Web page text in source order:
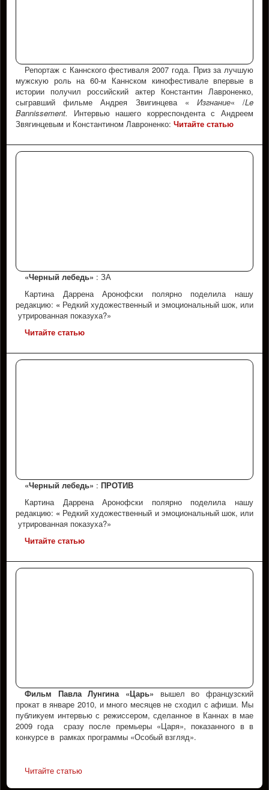
Репортаж с Каннского фестиваля 2007 года. Приз за лучшую
мужскую роль на 60-м Каннском кинофестивале впервые в
истории получил российский актер Константин Лавроненко,
сыгравший фильме Андрея Звигинцева « Изгнание« /Le
Bannissement. Интервью нашего корреспондента с Андреем
Звягинцевым и Константином Лавроненко: Читайте статью
«Черный лебедь» : ЗА
Картина Даррена Аронофски полярно поделила нашу
редакцию: « Редкий художественный и эмоциональный шок, или
утрированная показуха?»
Читайте статью
«Черный лебедь» : ПРОТИВ
Картина Даррена Аронофски полярно поделила нашу
редакцию: « Редкий художественный и эмоциональный шок, или
утрированная показуха?»
Читайте статью
Фильм Павла Лунгина «Царь» вышел во французский
прокат в январе 2010, и много месяцев не сходил с афиши. Мы
публикуем интервью с режиссером, сделанное в Каннах в мае
2009 года сразу после премьеры «Царя», показанного в в
конкурсе в рамках программы «Особый взгляд».
Читайте статью